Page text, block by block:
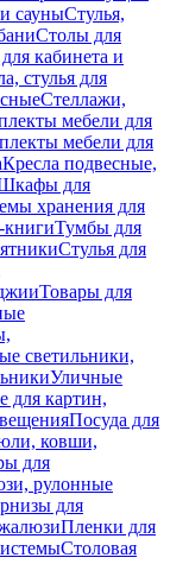
сауныСтулья,
Столы для
кабинета и
стулья для
Стеллажи,
мебели для
мебели для
Кресла подвесные,
для
хранения для
Тумбы для
Стулья для
Товары для
светильники,
Уличные
для картин,
Посуда для
ковши,
для
рулонные
для
Пленки для
Столовая